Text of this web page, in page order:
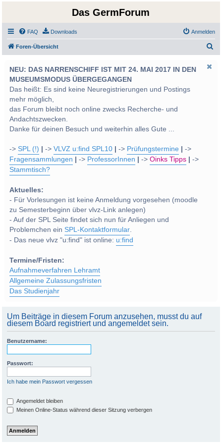
Das GermForum
FAQ Downloads Anmelden
Foren-Übersicht
NEU: DAS NARRENSCHIFF IST MIT 24. MAI 2017 IN DEN
MUSEUMSMODUS ÜBERGEGANGEN
Das heißt: Es sind keine Neuregistrierungen und Postings
mehr möglich,
das Forum bleibt noch online zwecks Recherche- und
Andachtszwecken.
Danke für deinen Besuch und weiterhin alles Gute ...
->SPL (!) ->VLVZ u:find SPL10 -> Prüfungstermine
->
Fragensammlungen
-> ProfessorInnen ->Oinks Tipps
->
Stammtisch?
Aktuelles:
- Für Vorlesungen ist keine Anmeldung vorgesehen (moodle
zu Semesterbeginn über vlvz-Link anlegen)
- Auf der SPL Seite findet sich nun für Anliegen und
Problemchen einSPL-Kontaktformular.
- Das neue vlvz "u:find" ist online: u:find
Termine/Fristen:
Aufnahmeverfahren Lehramt
Allgemeine Zulassungsfristen
Das Studienjahr
Um Beiträge in diesem Forum anzusehen, musst du auf
diesem Board registriert und angemeldet sein.
Benutzername:
Passwort:
Ich habe mein Passwort vergessen
Angemeldet bleiben
Meinen Online-Status während dieser Sitzung verbergen